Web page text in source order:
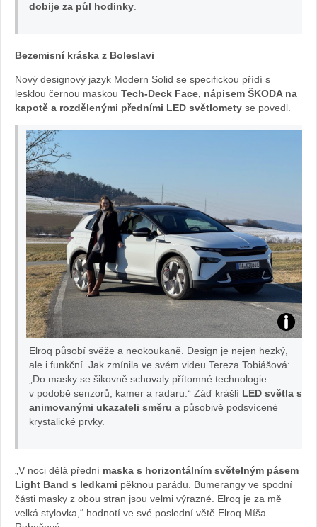
Vaculíková:
autě
dobije za půl hodinky.
Bezemisní kráska z Boleslavi
Nový designový jazyk Modern Solid se specifickou přídí s
lesklou černou maskou Tech‑Deck Face, nápisem ŠKODA na
kapotě a rozdělenými předními LED světlomety se povedl.
ŠKODA
Elroq:
Elroq působí svěže a neokoukaně. Design je nejen hezký,
ale i funkční. Jak zmínila ve svém videu Tereza Tobiášová:
„Do masky se šikovně schovaly přítomné technologie
v podobě senzorů, kamer a radaru.“ Záď krášlí LED světla s
animovanými ukazateli směru a působivě podsvícené
krystalické prvky.
„V noci dělá přední maska s horizontálním světelným pásem
Light Band s ledkami pěknou parádu. Bumerangy ve spodní
části masky z obou stran jsou velmi výrazné. Elroq je za mě
velká stylovka,“ hodnotí ve své poslední větě Elroq Míša